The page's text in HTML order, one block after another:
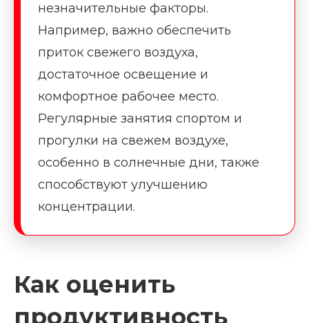
незначительные факторы.
Например, важно обеспечить
приток свежего воздуха,
достаточное освещение и
комфортное рабочее место.
Регулярные занятия спортом и
прогулки на свежем воздухе,
особенно в солнечные дни, также
способствуют улучшению
концентрации.
Как оценить
продуктивность